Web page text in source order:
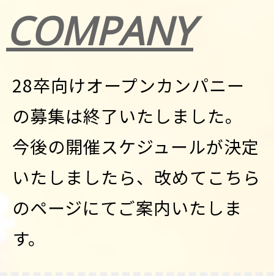
COMPANY
28卒向けオープンカンパニー
の募集は終了いたしました。
今後の開催スケジュールが決定
いたしましたら、改めてこちら
のページにてご案内いたしま
す。